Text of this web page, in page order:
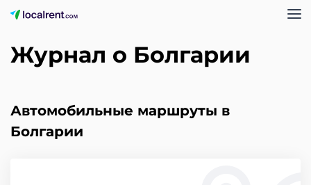
Журнал о Болгарии
Автомобильные маршруты в
Болгарии